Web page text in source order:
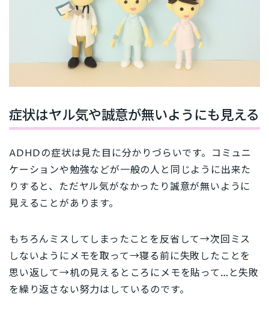
症状はヤル気や誠意が無いようにも見える
ADHDの症状は見た目に分かりづらいです。コミュニ
ケーションや勉強などが一般の人と同じように出来た
りすると、ただヤル気がなかったり誠意が無いように
見えることがあります。
もちろんミスしてしまったことを反省して→次回ミス
しないようにメモを取って→寝る前に失敗したことを
思い返して→机の見えるところにメモを貼って…と失敗
を繰り返さない努力はしているのです。